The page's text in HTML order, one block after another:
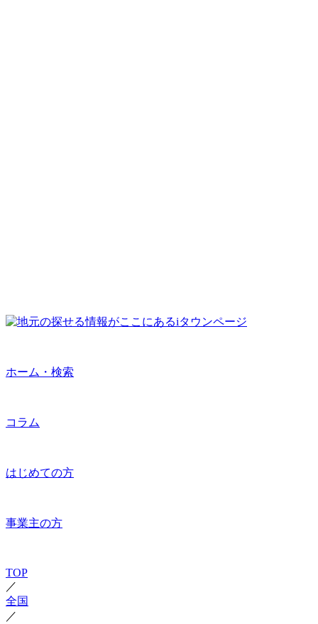
ホーム・検索
コラム
はじめての方
事業主の方
TOP
／
全国
／